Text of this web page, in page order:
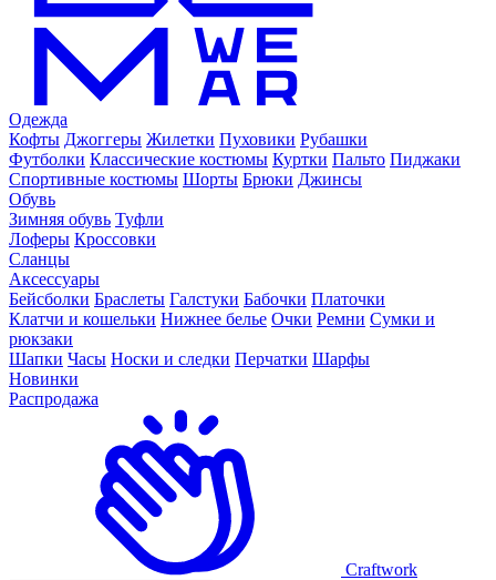
Одежда
Кофты Джоггеры Жилетки Пуховики Рубашки
Футболки Классические костюмы Куртки Пальто Пиджаки
Спортивные костюмы Шорты Брюки Джинсы
Обувь
Зимняя обувь Туфли
Лоферы Кроссовки
Сланцы
Аксессуары
Бейсболки Браслеты Галстуки Бабочки Платочки
Клатчи и кошельки Нижнее белье Очки Ремни Сумки и
рюкзаки
Шапки Часы Носки и следки Перчатки Шарфы
Новинки
Распродажа
Craftwork